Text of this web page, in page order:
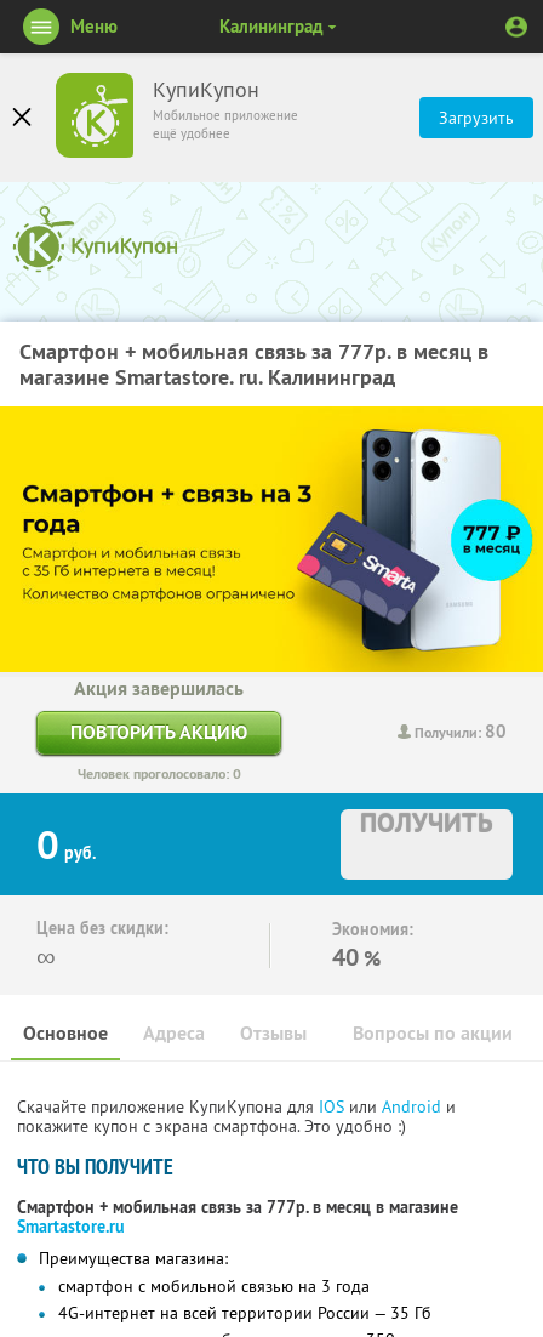
КупиКупон
Мобильное приложение
ещё удобнее
Загрузить
Меню Калининград
Смартфон + мобильная связь за 777р. в месяц в
магазине Smartastore. ru. Калининград
Получили: 80
Акция завершилась
ПОВТОРИТЬ АКЦИЮ
Человек проголосовало: 0
0 руб.
ПОЛУЧИТЬ
Цена без скидки:
∞
Экономия:
40 %
Основное Отзывы Вопросы по акции
Адреса
Скачайте приложение КупиКупона для IOS или Android и
покажите купон с экрана смартфона. Это удобно :)
ЧТО ВЫ ПОЛУЧИТЕ
Смартфон + мобильная связь за 777р. в месяц в магазине
Smartastore.ru
Преимущества магазина:
смартфон с мобильной связью на 3 года
4G-интернет на всей территории России — 35 Гб